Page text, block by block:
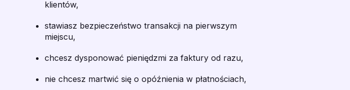
klientów,
stawiasz bezpieczeństwo transakcji na pierwszym
miejscu,
chcesz dysponować pieniędzmi za faktury od razu,
nie chcesz martwić się o opóźnienia w płatnościach,